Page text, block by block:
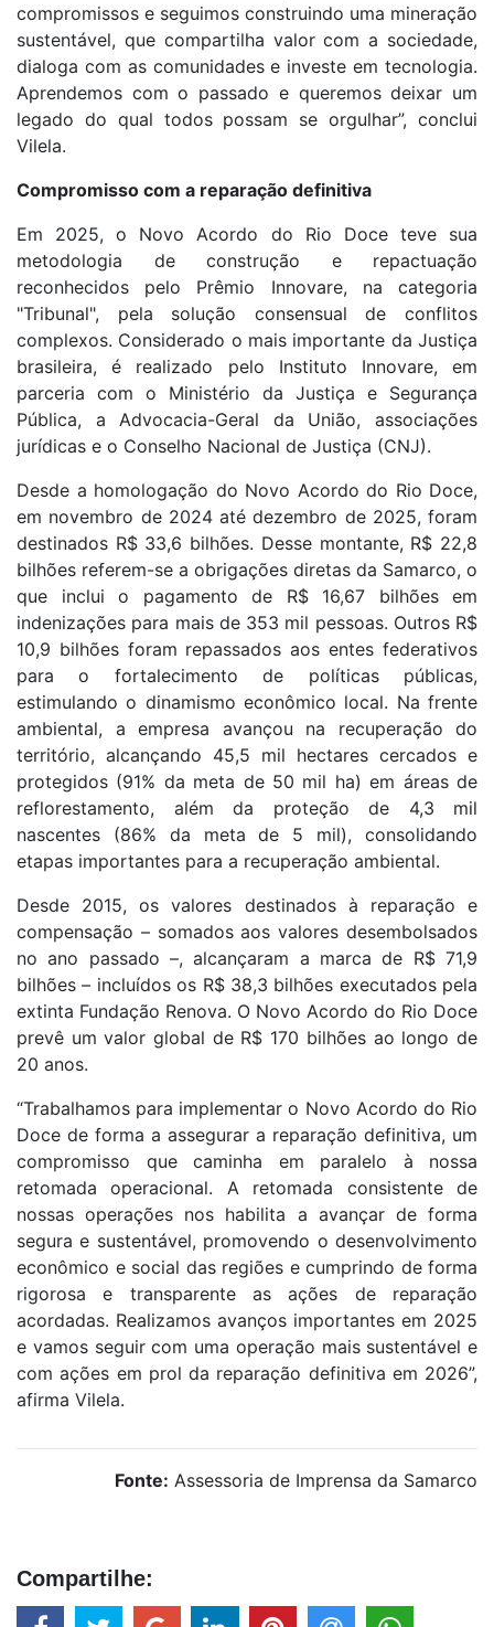
compromissos e seguimos construindo uma mineração
sustentável, que compartilha valor com a sociedade,
dialoga com as comunidades e investe em tecnologia.
Aprendemos com o passado e queremos deixar um
legado do qual todos possam se orgulhar”, conclui
Vilela.​
Compromisso com a reparação definitiva​
Em 2025, o Novo Acordo do Rio Doce teve sua
metodologia de construção e repactuação
reconhecidos pelo Prêmio Innovare, na categoria
"Tribunal", pela solução consensual de conflitos
complexos. Considerado o mais importante da Justiça
brasileira, é realizado pelo Instituto Innovare, em
parceria com o Ministério da Justiça e Segurança
Pública, a Advocacia-Geral da União, associações
jurídicas e o Conselho Nacional de Justiça (CNJ).
Desde a homologação do Novo Acordo do Rio Doce,
em novembro de 2024 até dezembro de 2025, foram
destinados R$ 33,6 bilhões. Desse montante, R$ 22,8
bilhões referem-se a obrigações diretas da Samarco, o
que inclui o pagamento de R$ 16,67 bilhões em
indenizações para mais de 353 mil pessoas. Outros R$
10,9 bilhões foram repassados aos entes federativos
para o fortalecimento de políticas públicas,
estimulando o dinamismo econômico local. Na frente
ambiental, a empresa avançou na recuperação do
território, alcançando 45,5 mil hectares cercados e
protegidos (91% da meta de 50 mil ha) em áreas de
reflorestamento, além da proteção de 4,3 mil
nascentes (86% da meta de 5 mil), consolidando
etapas importantes para a recuperação ambiental.​
Desde 2015, os valores destinados à reparação e
compensação – somados aos valores desembolsados
no ano passado –, alcançaram a marca de R$ 71,9
bilhões – incluídos os R$ 38,3 bilhões executados pela
extinta Fundação Renova. O Novo Acordo do Rio Doce
prevê um valor global de R$ 170 bilhões ao longo de
20 anos.​
“Trabalhamos para implementar o Novo Acordo do Rio
Doce de forma a assegurar a reparação definitiva, um
compromisso que caminha em paralelo à nossa
retomada operacional. A retomada consistente de
nossas operações nos habilita a avançar de forma
segura e sustentável, promovendo o desenvolvimento
econômico e social das regiões e cumprindo de forma
rigorosa e transparente as ações de reparação
acordadas. Realizamos avanços importantes em 2025
e vamos seguir com uma operação mais sustentável e
com ações em prol da reparação definitiva em 2026”,
afirma Vilela.
Fonte: Assessoria de Imprensa da Samarco
Compartilhe: